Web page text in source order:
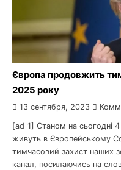
Європа продовжить
2025 року
13 сентября, 2023
[ad_1] Станом на сьогодні
живуть в Європейському
тимчасовий захист наших
канал, посилаючись на